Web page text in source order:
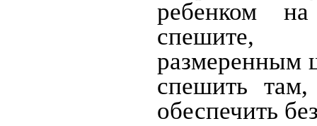
ребенком
спешите,
размеренным
спешить
обеспечить